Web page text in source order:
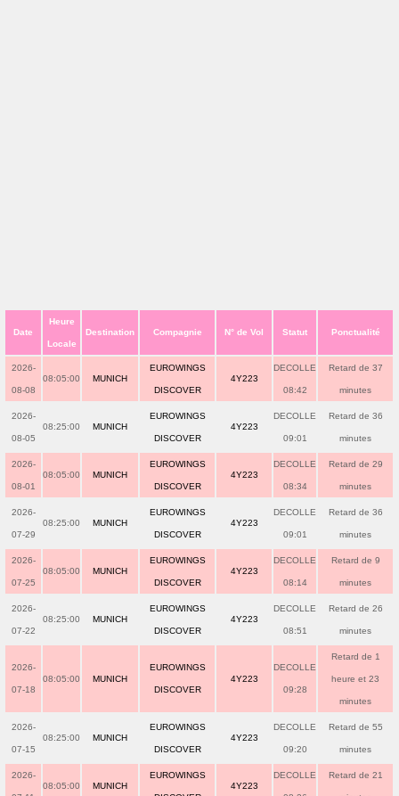
Date
Heure
Locale
Destination Compagnie N° de Vol Statut Ponctualité
2026-
08-08
08:05:00 MUNICH
EUROWINGS
DISCOVER
4Y223
DECOLLE
08:42
Retard de 37
minutes
2026-
08-05
08:25:00 MUNICH
EUROWINGS
DISCOVER
4Y223
DECOLLE
09:01
Retard de 36
minutes
2026-
08-01
08:05:00 MUNICH
EUROWINGS
DISCOVER
4Y223
DECOLLE
08:34
Retard de 29
minutes
2026-
07-29
08:25:00 MUNICH
EUROWINGS
DISCOVER
4Y223
DECOLLE
09:01
Retard de 36
minutes
2026-
07-25
08:05:00 MUNICH
EUROWINGS
DISCOVER
4Y223
DECOLLE
08:14
Retard de 9
minutes
2026-
07-22
08:25:00 MUNICH
EUROWINGS
DISCOVER
4Y223
DECOLLE
08:51
Retard de 26
minutes
2026-
07-18
08:05:00 MUNICH
EUROWINGS
DISCOVER
4Y223
DECOLLE
09:28
Retard de 1
heure et 23
minutes
2026-
07-15
08:25:00 MUNICH
EUROWINGS
DISCOVER
4Y223
DECOLLE
09:20
Retard de 55
minutes
2026-
08:05:00 MUNICH
EUROWINGS
4Y223
DECOLLE Retard de 21